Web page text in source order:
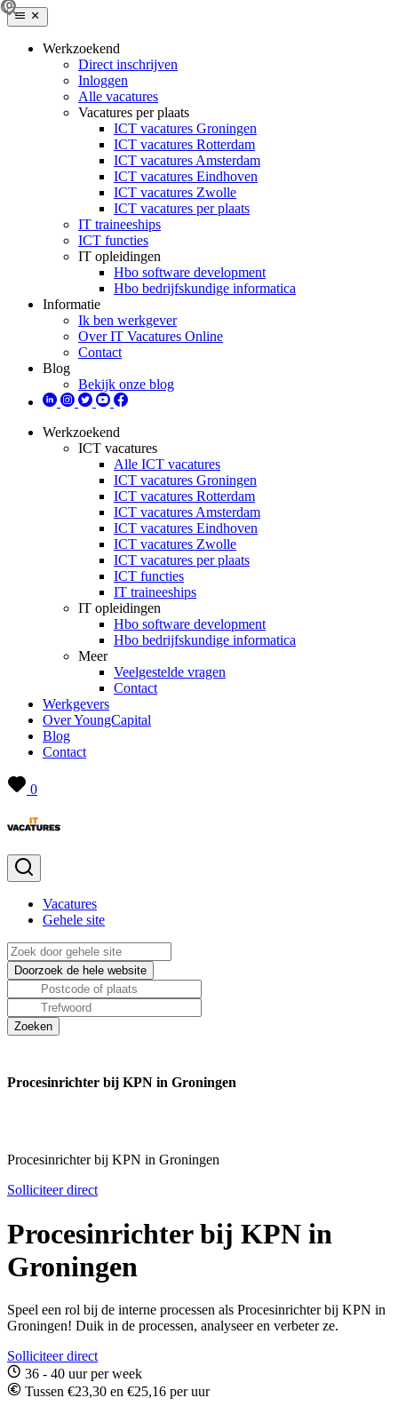
Werkzoekend
Direct inschrijven
Inloggen
Alle vacatures
Vacatures per plaats
ICT vacatures Groningen
ICT vacatures Rotterdam
ICT vacatures Amsterdam
ICT vacatures Eindhoven
ICT vacatures Zwolle
ICT vacatures per plaats
IT traineeships
ICT functies
IT opleidingen
Hbo software development
Hbo bedrijfskundige informatica
Informatie
Ik ben werkgever
Over IT Vacatures Online
Contact
Blog
Bekijk onze blog
Werkzoekend
ICT vacatures
Alle ICT vacatures
ICT vacatures Groningen
ICT vacatures Rotterdam
ICT vacatures Amsterdam
ICT vacatures Eindhoven
ICT vacatures Zwolle
ICT vacatures per plaats
ICT functies
IT traineeships
IT opleidingen
Hbo software development
Hbo bedrijfskundige informatica
Meer
Veelgestelde vragen
Contact
Werkgevers
Over YoungCapital
Blog
Contact
0
Vacatures
Gehele site
Procesinrichter bij KPN in Groningen
Procesinrichter bij KPN in Groningen
Solliciteer direct
Procesinrichter bij KPN in
Groningen
Speel een rol bij de interne processen als Procesinrichter bij KPN in
Groningen! Duik in de processen, analyseer en verbeter ze.
Solliciteer direct
36 - 40 uur per week
Tussen €23,30 en €25,16 per uur